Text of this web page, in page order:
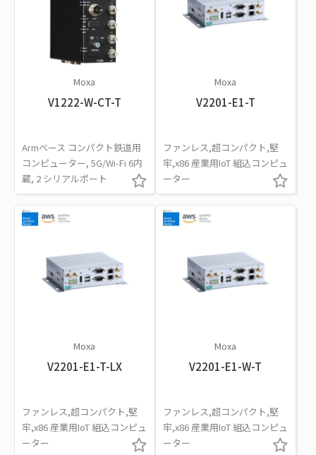
Moxa
V1222-W-CT-T
Armベース コンパクト鉄道用
コンピューター, 5G/Wi-Fi 6内
蔵, 2 シリアルポート
Moxa
V2201-E1-T
ファンレス,超コンパクト,堅
牢,x86 産業用IoT 組込コンピュ
ーター
Moxa
V2201-E1-T-LX
ファンレス,超コンパクト,堅
牢,x86 産業用IoT 組込コンピュ
ーター
Moxa
V2201-E1-W-T
ファンレス,超コンパクト,堅
牢,x86 産業用IoT 組込コンピュ
ーター